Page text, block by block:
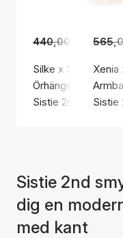
440,00 kr
Silke x Sistie 2nd
Örhängen,
Sistie 2nd
Xenia
Sistie
Sistie 2nd
dig en
med kant